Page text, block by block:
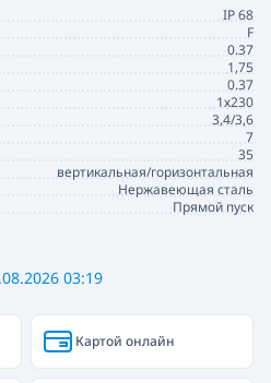
03:19
IP 68
F
0.37
1,75
0.37
1х230
3,4/3,6
7
35
вертикальная/горизонтальная
Нержавеющая сталь
Прямой пуск
Картой онлайн